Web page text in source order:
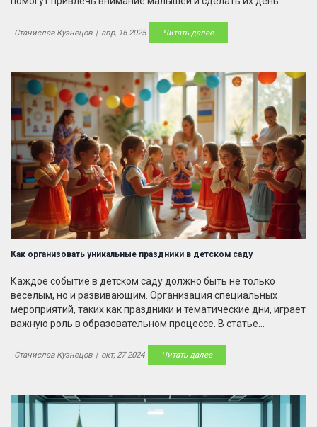
будут одновременно развлекательными и образовательными,
а также дадут детям возможность учиться
праздников до уютных чаепитий — все это можно устроить
для радости малышей. Узнайте, как сделать воспитательные
мероприятия не только веселыми, но и полезными для
развития детей.
Станислав Кузнецов | апр, 16 2025 Читать далее
Как организовать уникальные праздники в детском саду
Каждое событие в детском саду должно быть не только
веселым, но и развивающим. Организация специальных
мероприятий, таких как праздники и тематические дни, играет
важную роль в образовательном процессе. В статье
которые могут быть проведены в детском саду, а также даны
советы по их организации. Приведены примеры игр, конкурсов
Станислав Кузнецов | окт, 27 2024 Читать далее